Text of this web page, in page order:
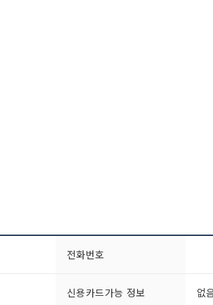
전화번호
신용카드가능 정보 없